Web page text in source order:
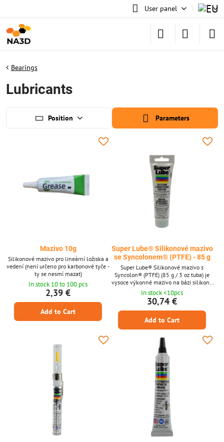
User panel
Bearings
Lubricants
Position Parameters
Mazivo 10g
Silikonové mazivo pro lineární ložiska a
vedení (není určeno pro karbonové tyče -
ty se nesmí mazat)
In stock 10 to 100 pcs
2,39 €
Add to Cart
Super Lube® Silikonové mazivo
se Syncolonem® (PTFE) - 85 g
Super Lube® Silikonové mazivo s
Syncolon® (PTFE) (85 g / 3 oz tuba) je
vysoce výkonné mazivo na bázi silikonu
obohacené o mikročástice PTFE. Vytváří
odolný, stabilní film, který odolává
opotřebení, tření, vlhkosti a korozi, a je
kompatibilní s plasty a pryží. Ideální pro
přesné mechanismy, těsnění a pohyblivé
díly v náročných prostředích. Klíčové
vlastnosti Mazivo na bázi silikonu s...
In stock <10pcs
30,74 €
Add to Cart